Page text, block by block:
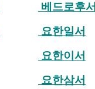
베드로후서
요한일서
요한이서
요한삼서